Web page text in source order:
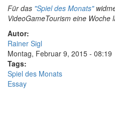
Für das "Spiel des Monats"
VideoGameTourism eine Woche
Autor:
Rainer Sigl
Montag, Februar 9, 2015 - 08:19
Tags:
Spiel des Monats
Essay